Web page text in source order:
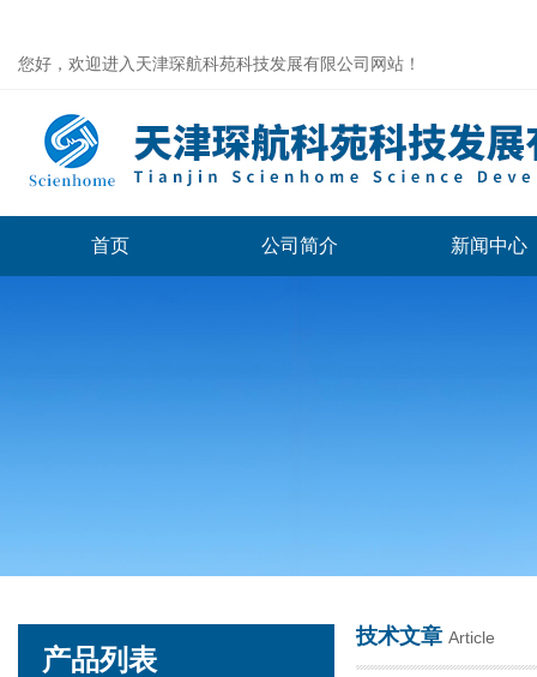
您好，欢迎进入天津琛航科苑科技发展有限公司网站！
首页 公司简介 新闻中心
产品列表
技术文章 Article